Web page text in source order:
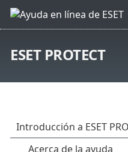
ESET PROTECT